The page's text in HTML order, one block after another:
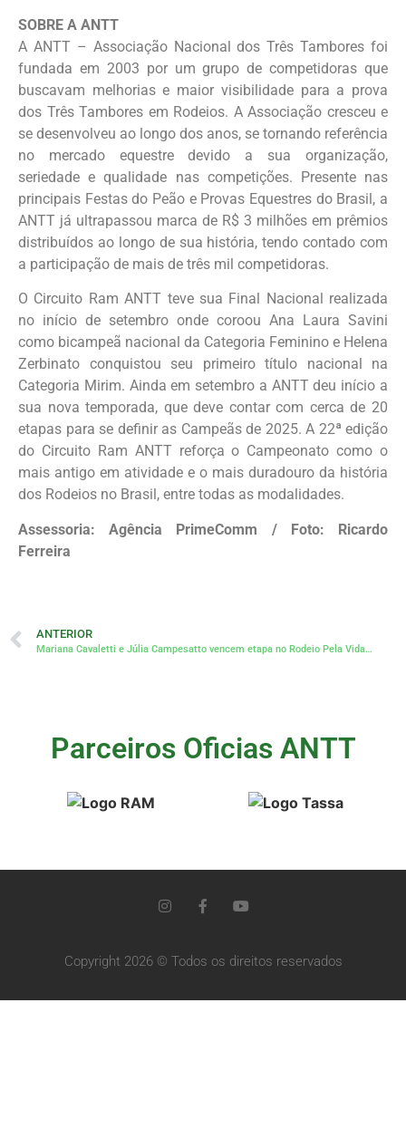
SOBRE A ANTT
A ANTT – Associação Nacional dos Três Tambores foi
fundada em 2003 por um grupo de competidoras que
buscavam melhorias e maior visibilidade para a prova
dos Três Tambores em Rodeios. A Associação cresceu e
se desenvolveu ao longo dos anos, se tornando referência
no mercado equestre devido a sua organização,
seriedade e qualidade nas competições. Presente nas
principais Festas do Peão e Provas Equestres do Brasil, a
ANTT já ultrapassou marca de R$ 3 milhões em prêmios
distribuídos ao longo de sua história, tendo contado com
a participação de mais de três mil competidoras.
O Circuito Ram ANTT teve sua Final Nacional realizada
no início de setembro onde coroou Ana Laura Savini
como bicampeã nacional da Categoria Feminino e Helena
Zerbinato conquistou seu primeiro título nacional na
Categoria Mirim. Ainda em setembro a ANTT deu início a
sua nova temporada, que deve contar com cerca de 20
etapas para se definir as Campeãs de 2025. A 22ª edição
do Circuito Ram ANTT reforça o Campeonato como o
mais antigo em atividade e o mais duradouro da história
dos Rodeios no Brasil, entre todas as modalidades.
Assessoria: Agência PrimeComm / Foto: Ricardo
Ferreira
ANTERIOR
Mariana Cavaletti e Júlia Campesatto vencem etapa no Rodeio Pela Vida de Araputanga
Parceiros Oficias ANTT
Copyright 2026 © Todos os direitos reservados